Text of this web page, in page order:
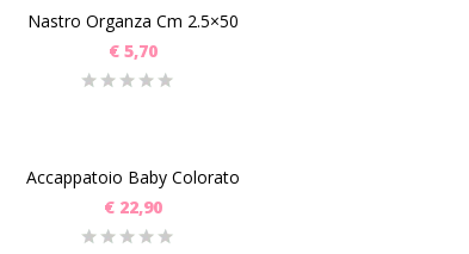
Nastro Organza Cm 2.5×50
€5,70
Accappatoio Baby Colorato
€22,90